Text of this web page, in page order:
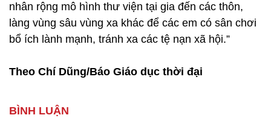
nhân rộng mô hình thư viện tại gia đến các thôn,
làng vùng sâu vùng xa khác để các em có sân chơi
bổ ích lành mạnh, tránh xa các tệ nạn xã hội.”
Theo Chí Dũng/Báo Giáo dục thời đại